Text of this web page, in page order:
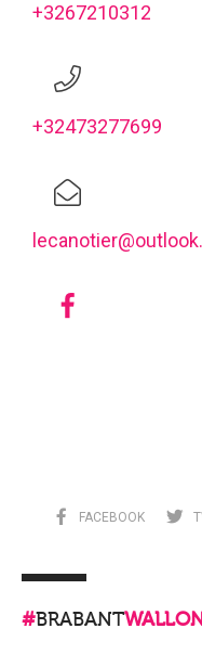
+3267210312
+32473277699
FACEBOOK
#BRABANT